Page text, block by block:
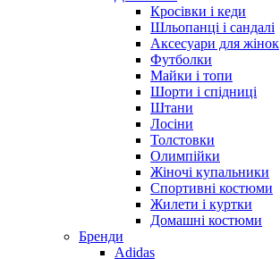
Кросівки і кеди
Шльопанці і сандалі
Аксесуари для жінок
Футболки
Майки і топи
Шорти і спідниці
Штани
Лосіни
Толстовки
Олимпійки
Жіночі купальники
Спортивні костюми
Жилети і куртки
Домашні костюми
Бренди
Adidas